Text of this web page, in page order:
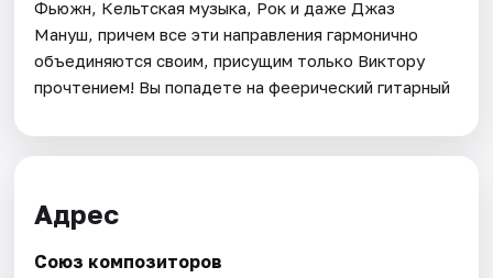
Фьюжн, Кельтская музыка, Рок и даже Джаз
Мануш, причем все эти направления гармонично
объединяются своим, присущим только Виктору
прочтением! Вы попадете на феерический гитарный
Адрес
Союз композиторов